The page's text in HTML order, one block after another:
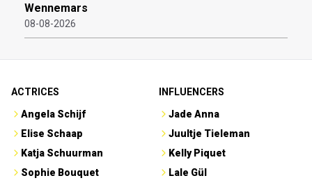
Wennemars
08-08-2026
ACTRICES
Angela Schijf
Elise Schaap
Katja Schuurman
Sophie Bouquet
INFLUENCERS
Jade Anna
Juultje Tieleman
Kelly Piquet
Lale Gül